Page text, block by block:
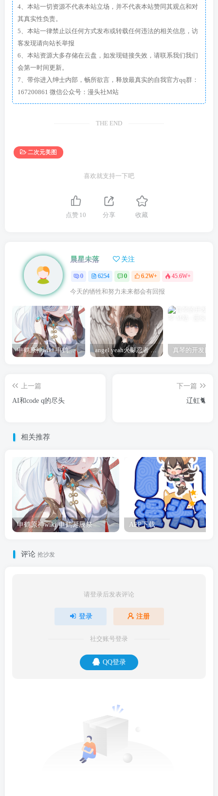
4、本站一切资源不代表本站立场，并不代表本站赞同其观点和对
其真实性负责。
5、本站一律禁止以任何方式发布或转载任何违法的相关信息，访
客发现请向站长举报
6、本站资源大多存储在云盘，如发现链接失效，请联系我们我们
会第一时间更新。
7、带你进入绅士内部，畅所欲言，释放最真实的自我官方qq群：
167200861 微信公众号：漫头社M站
THE END
二次元美图
喜欢就支持一下吧
点赞 10 分享 收藏
晨星未落 关注
0 6254 0 6.2W+ 45.6W+
今天的牺牲和努力未来都会有回报
申鹤原神wiki 申鹤诞辰祭 angel yeah火影忍者 Angel
上一篇
AI和code q的尽头
下一篇
辽虹🐈
相关推荐
申鹤原神wiki 申鹤诞辰祭 APP下载
评论 抢沙发
请登录后发表评论
登录 注册
社交账号登录
QQ登录